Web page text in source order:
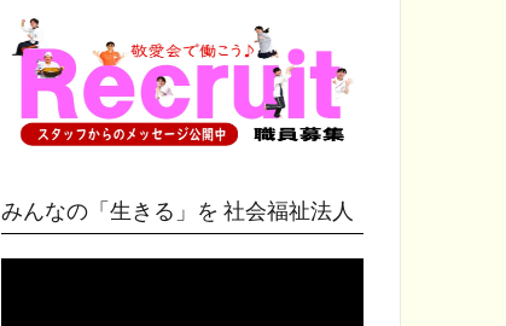
みんなの「生きる」を 社会福祉法人